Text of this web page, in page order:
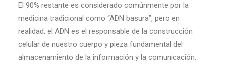
El 90% restante es considerado comúnmente por la
medicina tradicional como “ADN basura”, pero en
realidad, el ADN es el responsable de la construcción
celular de nuestro cuerpo y pieza fundamental del
almacenamiento de la información y la comunicación.